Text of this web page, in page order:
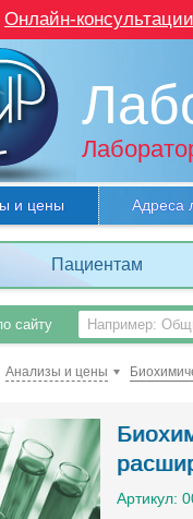
Онлайн-
и цены Адреса
Пациентам
сайту
Анализы и цены
Артикул: